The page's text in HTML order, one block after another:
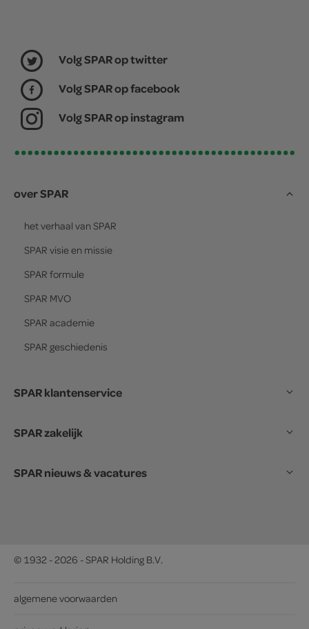
Volg SPAR op twitter
Volg SPAR op facebook
Volg SPAR op instagram
over SPAR
het verhaal van SPAR
SPAR visie en missie
SPAR formule
SPAR MVO
SPAR academie
SPAR geschiedenis
SPAR klantenservice
SPAR zakelijk
SPAR nieuws & vacatures
© 1932 - 2026 - SPAR Holding B.V.
algemene voorwaarden